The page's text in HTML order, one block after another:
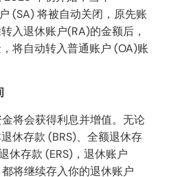
(SA) 将被自动关闭，原先账
入退休账户(RA)的金额后，
将自动转入普通账户 (OA)账
将会获得利息并增值。无论
休存款 (BRS)、全额退休存
休存款 (ERS)，退休账户
将继续存入你的退休账户